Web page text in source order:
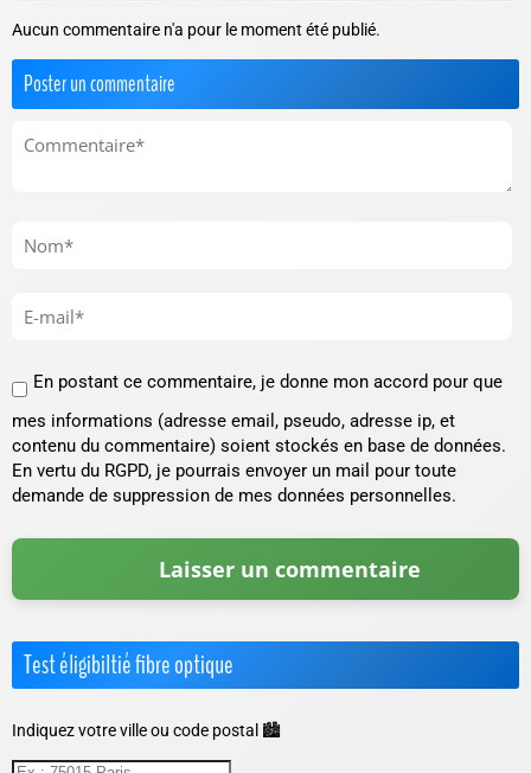
Aucun commentaire n'a pour le moment été publié.
Poster un commentaire
En postant ce commentaire, je donne mon accord pour que
mes informations (adresse email, pseudo, adresse ip, et
contenu du commentaire) soient stockés en base de données.
En vertu du RGPD, je pourrais envoyer un mail pour toute
demande de suppression de mes données personnelles.
Test éligibiltié fibre optique
Indiquez votre ville ou code postal 🏙️